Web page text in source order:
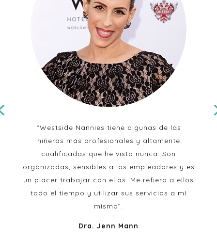
“Westside Nannies tiene algunas de las
niñeras más profesionales y altamente
cualificadas que he visto nunca. Son
organizadas, sensibles a los empleadores y es
un placer trabajar con ellas. Me refiero a ellos
todo el tiempo y utilizar sus servicios a mí
mismo”.
Dra. Jenn Mann